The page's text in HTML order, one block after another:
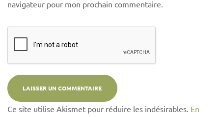
navigateur pour mon prochain commentaire.
Ce site utilise Akismet pour réduire les indésirables. En